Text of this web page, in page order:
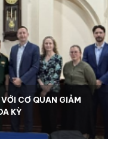
CƠ QUAN GIẢM
KỲ